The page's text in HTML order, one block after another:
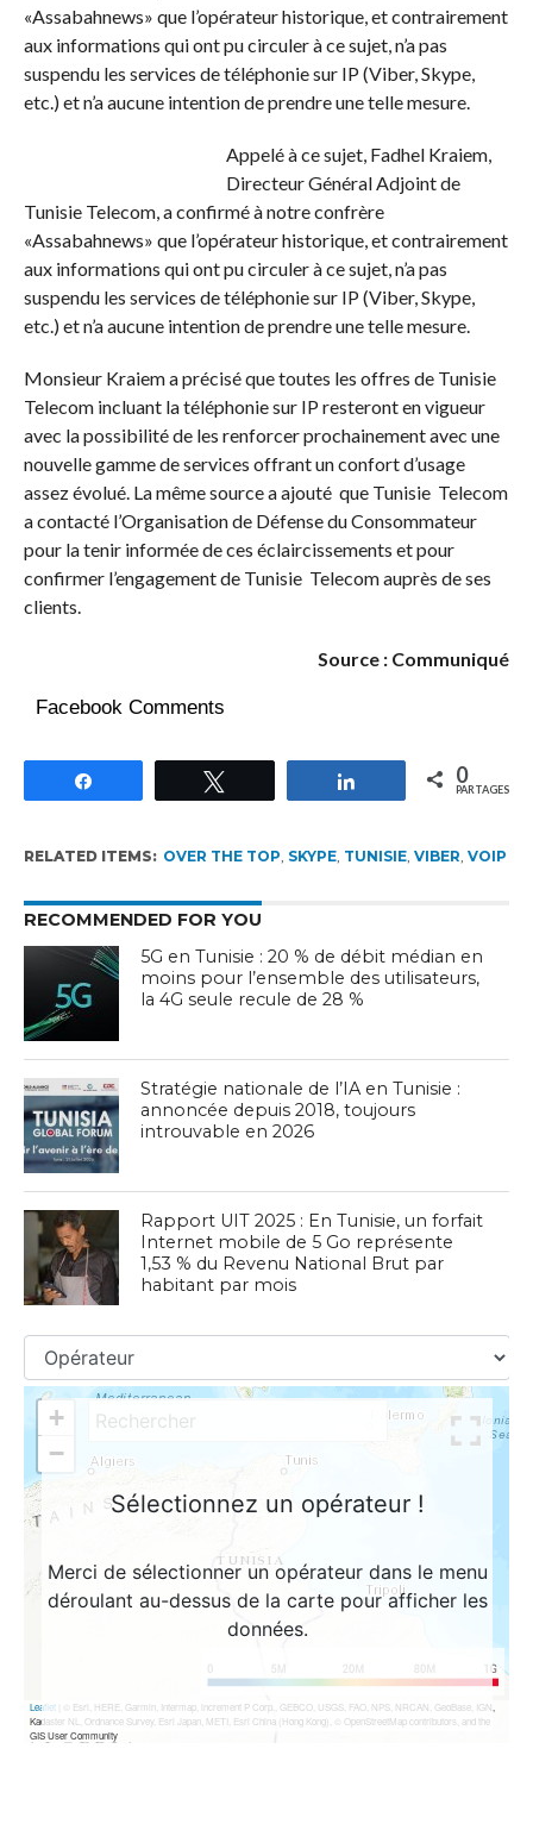
«Assabahnews» que l’opérateur historique, et contrairement
aux informations qui ont pu circuler à ce sujet, n’a pas
suspendu les services de téléphonie sur IP (Viber, Skype,
etc.) et n’a aucune intention de prendre une telle mesure.
Appelé à ce sujet, Fadhel Kraiem,
Directeur Général Adjoint de
Tunisie Telecom, a confirmé à notre confrère
«Assabahnews» que l’opérateur historique, et contrairement
aux informations qui ont pu circuler à ce sujet, n’a pas
suspendu les services de téléphonie sur IP (Viber, Skype,
etc.) et n’a aucune intention de prendre une telle mesure.
Monsieur Kraiem a précisé que toutes les offres de Tunisie
Telecom incluant la téléphonie sur IP resteront en vigueur
avec la possibilité de les renforcer prochainement avec une
nouvelle gamme de services offrant un confort d’usage
assez évolué. La même source a ajouté que Tunisie Telecom
a contacté l’Organisation de Défense du Consommateur
pour la tenir informée de ces éclaircissements et pour
confirmer l’engagement de Tunisie Telecom auprès de ses
clients.
Source : Communiqué
Facebook Comments
Partagez 0
PARTAGES
RELATED ITEMS: OVER THE TOP, SKYPE, TUNISIE, VIBER, VOIP
RECOMMENDED FOR YOU
5G en Tunisie : 20 % de débit médian en
moins pour l’ensemble des utilisateurs,
la 4G seule recule de 28 %
Stratégie nationale de l’IA en Tunisie :
annoncée depuis 2018, toujours
introuvable en 2026
Rapport UIT 2025 : En Tunisie, un forfait
Internet mobile de 5 Go représente
1,53 % du Revenu National Brut par
habitant par mois